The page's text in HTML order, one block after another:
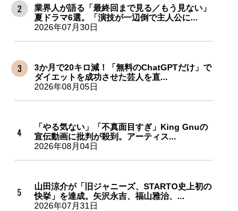
業界人が語る「最終回まで見る／もう見ない」
夏ドラマ6選。「演技が一辺倒で主人公に...
2026年07月30日
3か月で20キロ減！「無料のChatGPTだけ」で
ダイエットを成功させた芸人を直...
2026年08月05日
「やる気ない」「不真面目すぎ」King Gnuの
宣伝動画に批判が殺到。アーティス...
2026年08月04日
山田涼介が「旧ジャニーズ、STARTO史上初の
快挙」を達成。矢沢永吉、福山雅治、...
2026年07月31日